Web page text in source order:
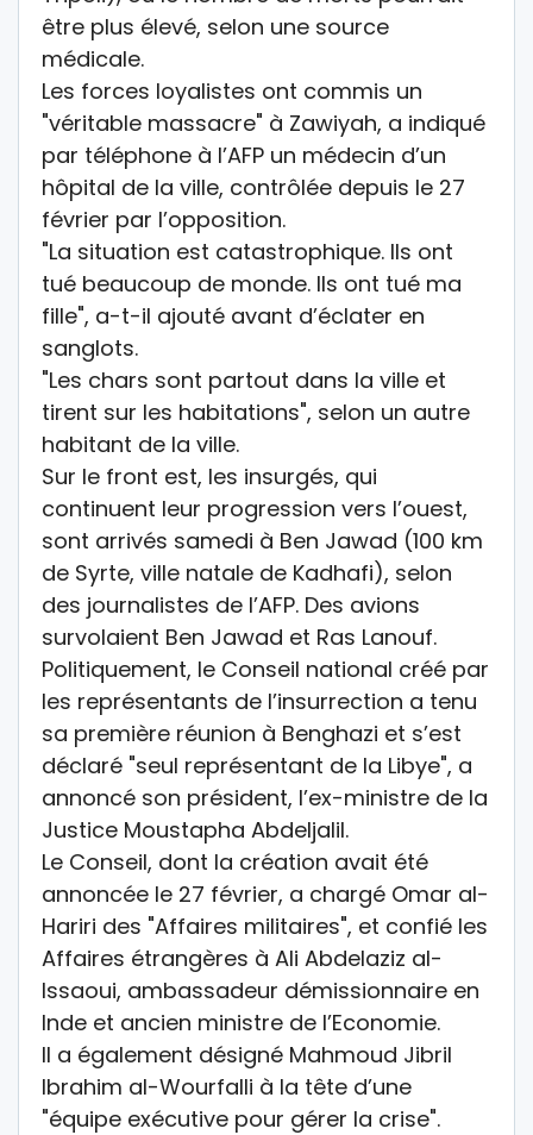
être plus élevé, selon une source
médicale.
Les forces loyalistes ont commis un
"véritable massacre" à Zawiyah, a indiqué
par téléphone à l’AFP un médecin d’un
hôpital de la ville, contrôlée depuis le 27
février par l’opposition.
"La situation est catastrophique. Ils ont
tué beaucoup de monde. Ils ont tué ma
fille", a-t-il ajouté avant d’éclater en
sanglots.
"Les chars sont partout dans la ville et
tirent sur les habitations", selon un autre
habitant de la ville.
Sur le front est, les insurgés, qui
continuent leur progression vers l’ouest,
sont arrivés samedi à Ben Jawad (100 km
de Syrte, ville natale de Kadhafi), selon
des journalistes de l’AFP. Des avions
survolaient Ben Jawad et Ras Lanouf.
Politiquement, le Conseil national créé par
les représentants de l’insurrection a tenu
sa première réunion à Benghazi et s’est
déclaré "seul représentant de la Libye", a
annoncé son président, l’ex-ministre de la
Justice Moustapha Abdeljalil.
Le Conseil, dont la création avait été
annoncée le 27 février, a chargé Omar al-
Hariri des "Affaires militaires", et confié les
Affaires étrangères à Ali Abdelaziz al-
Issaoui, ambassadeur démissionnaire en
Inde et ancien ministre de l’Economie.
Il a également désigné Mahmoud Jibril
Ibrahim al-Wourfalli à la tête d’une
"équipe exécutive pour gérer la crise".